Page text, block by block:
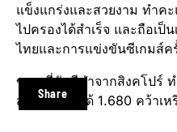
Share
แข็งแกร่งและสวยงาม ทำค
ไปครองได้สำเร็จ และถือเ
ไทยและการแข่งขันซีเกมส์ค
ขณะที่นักกีฬาจากสิงคโปร์ ท
ส่วนลาวทำได้ 1.680 คว้าเ